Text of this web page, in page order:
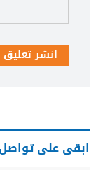
انشر تعليق
ابقى على تواصل